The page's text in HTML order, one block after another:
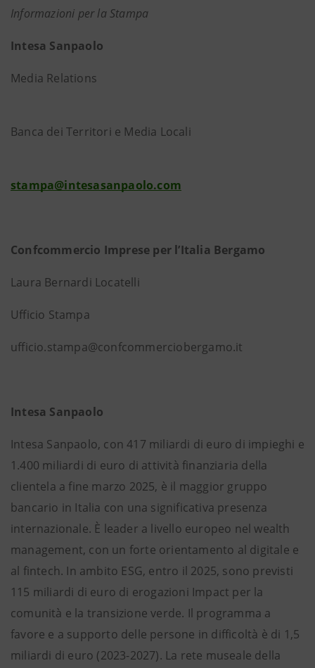
Informazioni per la Stampa
Intesa Sanpaolo
Media Relations
Banca dei Territori e Media Locali
stampa@intesasanpaolo.com
Confcommercio Imprese per l’Italia Bergamo
Laura Bernardi Locatelli
Ufficio Stampa
ufficio.stampa@confcommerciobergamo.it
Intesa Sanpaolo
Intesa Sanpaolo, con 417 miliardi di euro di impieghi e
1.400 miliardi di euro di attività finanziaria della
clientela a fine marzo 2025, è il maggior gruppo
bancario in Italia con una significativa presenza
internazionale. È leader a livello europeo nel wealth
management, con un forte orientamento al digitale e
al fintech. In ambito ESG, entro il 2025, sono previsti
115 miliardi di euro di erogazioni Impact per la
comunità e la transizione verde. Il programma a
favore e a supporto delle persone in difficoltà è di 1,5
miliardi di euro (2023-2027). La rete museale della